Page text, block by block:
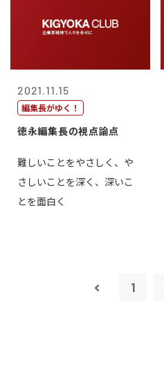
2021.11.15
編集長がゆく！
徳永編集長の視点論点
難しいことをやさしく、や
さしいことを深く、深いこ
とを面白く
1